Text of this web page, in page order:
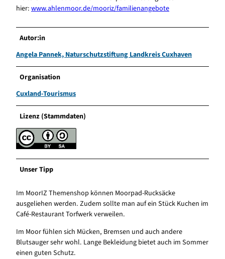
hier: www.ahlenmoor.de/mooriz/familienangebote
Autor:in
Angela Pannek, Naturschutzstiftung Landkreis Cuxhaven
Organisation
Cuxland-Tourismus
Lizenz (Stammdaten)
Unser Tipp
Im MoorIZ Themenshop können Moorpad-Rucksäcke
ausgeliehen werden. Zudem sollte man auf ein Stück Kuchen im
Café-Restaurant Torfwerk verweilen.
Im Moor fühlen sich Mücken, Bremsen und auch andere
Blutsauger sehr wohl. Lange Bekleidung bietet auch im Sommer
einen guten Schutz.